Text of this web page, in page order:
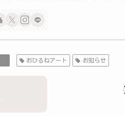
おひるねアート お知らせ